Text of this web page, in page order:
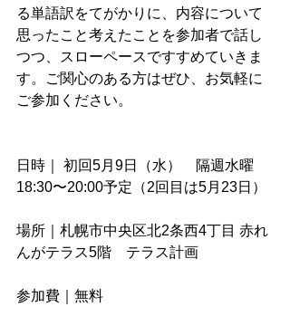
る単語訳をてがかりに、内容について
思ったこと考えたことを参加者で話し
つつ、スローペースですすめていきま
す。ご関心のある方はぜひ、お気軽に
ご参加ください。
日時｜ 初回5月9日（水）　隔週水曜
18:30〜20:00予定（2回目は5月23日）
場所｜札幌市中央区北2条西4丁目 赤れ
んがテラス5階　テラス計画
参加費｜無料